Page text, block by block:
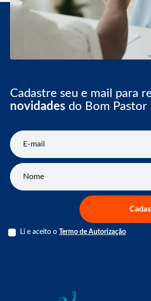
Cadastre seu e mail para
novidades do Bom Pastor
E-mail
Nome
Li e aceito o Termo de Autorização